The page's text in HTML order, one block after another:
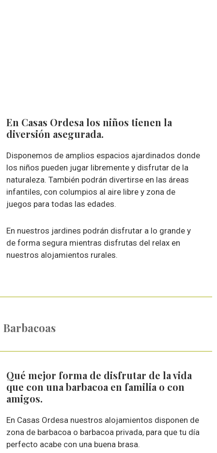
En Casas Ordesa los niños tienen la
diversión asegurada.
Disponemos de amplios espacios ajardinados donde
los niños pueden jugar libremente y disfrutar de la
naturaleza. También podrán divertirse en las áreas
infantiles, con columpios al aire libre y zona de
juegos para todas las edades.
En nuestros jardines podrán disfrutar a lo grande y
de forma segura mientras disfrutas del relax en
nuestros alojamientos rurales.
Barbacoas
Qué mejor forma de disfrutar de la vida
que con una barbacoa en familia o con
amigos.
En Casas Ordesa nuestros alojamientos disponen de
zona de barbacoa o barbacoa privada, para que tu día
perfecto acabe con una buena brasa.